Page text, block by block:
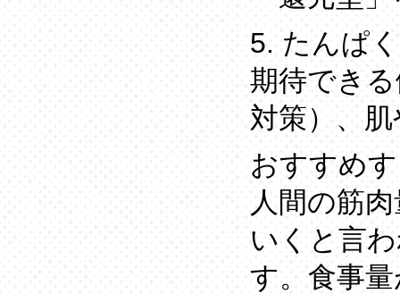
5. たんぱ
期待でき
対策）、
おすすめ
人間の筋
いくと言
す。食事